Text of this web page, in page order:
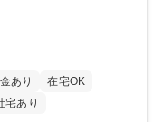
あり
在宅OK
宅あり